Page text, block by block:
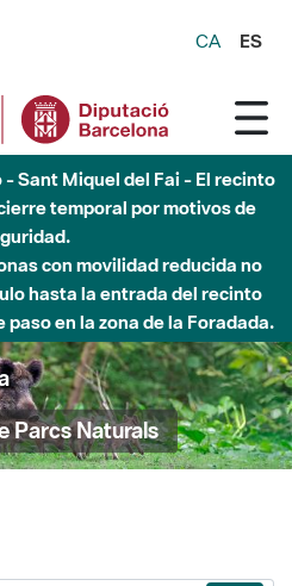
CA ES
- Sant Miquel del Fai - El recinto
temporal por motivos de
con movilidad reducida no
hasta la entrada del recinto
en la zona de la Foradada.
Parcs Naturals